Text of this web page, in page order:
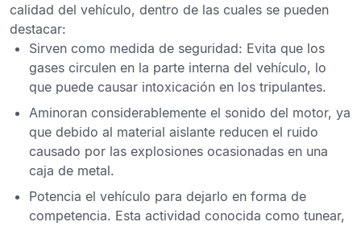
calidad del vehículo, dentro de las cuales se pueden
destacar:
Sirven como medida de seguridad: Evita que los
gases circulen en la parte interna del vehículo, lo
que puede causar intoxicación en los tripulantes.
Aminoran considerablemente el sonido del motor, ya
que debido al material aislante reducen el ruido
causado por las explosiones ocasionadas en una
caja de metal.
Potencia el vehículo para dejarlo en forma de
competencia. Esta actividad conocida como tunear,